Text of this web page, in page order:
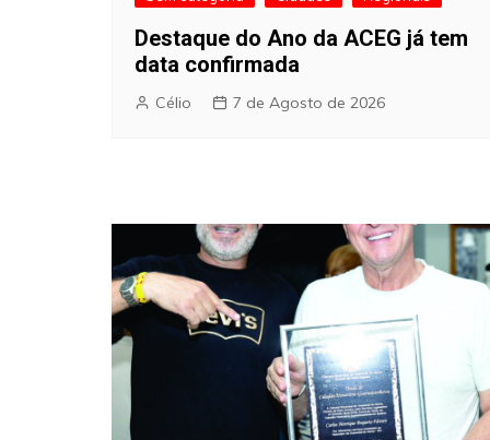
Destaque do Ano da ACEG já tem
data confirmada
Célio 7 de Agosto de 2026